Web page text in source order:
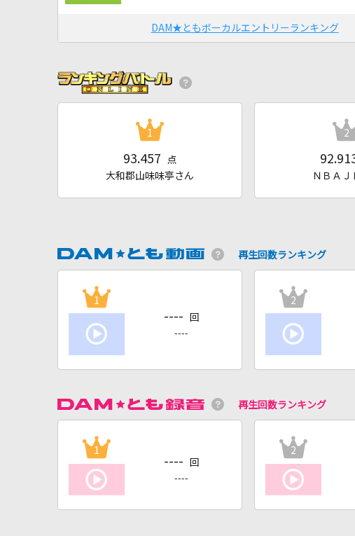
DAM★ともボーカルエントリーランキング
1
93.457
点
大和郡山味味亭さん
2
ＮＢＡＪ
再生回数ランキング
1
---- 回
----
2
再生回数ランキング
1
---- 回
----
2